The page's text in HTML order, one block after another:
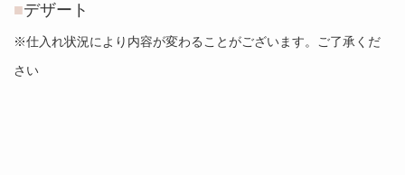
デザート
※仕入れ状況により内容が変わることがございます。ご了承くだ
さい